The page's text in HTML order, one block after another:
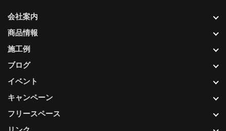
会社案内
商品情報
施工例
ブログ
イベント
キャンペーン
フリースペース